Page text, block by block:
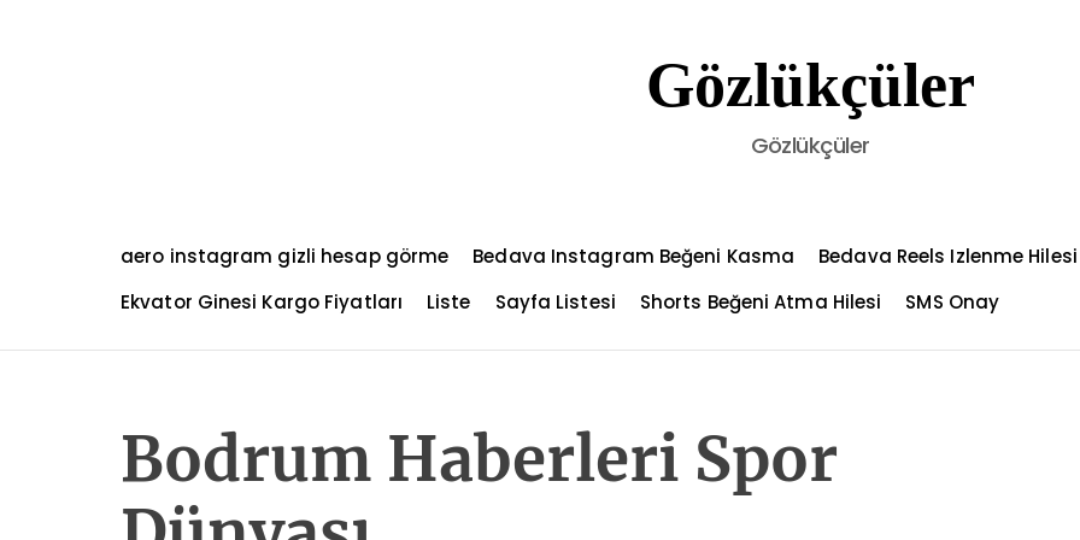
t
Gözlükçüler
Gözlükçüler
aero instagram gizli hesap görme Bedava Instagram Beğeni Kasma
Bedava Reels Izlenme Hilesi
Ekvator Ginesi Kargo Fiyatları
Liste Sayfa Listesi Shorts Beğeni Atma Hilesi SMS Onay
Bodrum Haberleri Spor